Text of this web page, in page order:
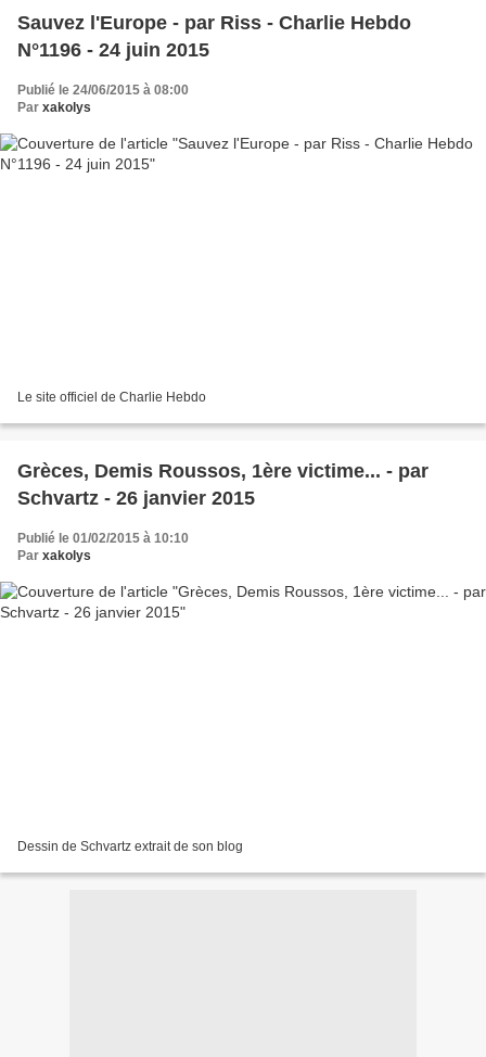
Sauvez l'Europe - par Riss - Charlie Hebdo
N°1196 - 24 juin 2015
Publié le 24/06/2015 à 08:00
Par xakolys
Le site officiel de Charlie Hebdo
Grèces, Demis Roussos, 1ère victime... - par
Schvartz - 26 janvier 2015
Publié le 01/02/2015 à 10:10
Par xakolys
Dessin de Schvartz extrait de son blog